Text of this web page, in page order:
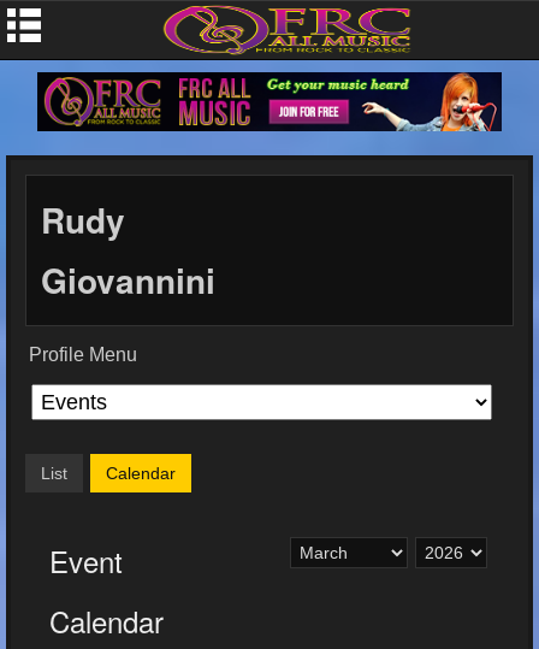
Rudy
Giovannini
Profile Menu
List Calendar
Event
Calendar